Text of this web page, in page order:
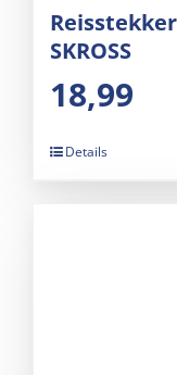
SKROSS
18,99
Details